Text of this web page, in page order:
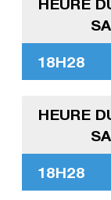
18H28
HEURE
18H28